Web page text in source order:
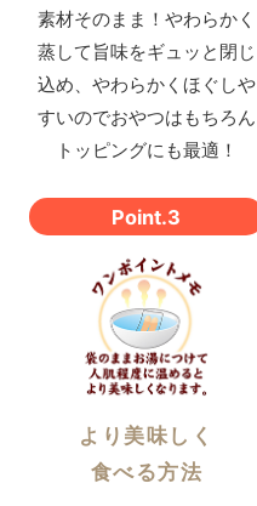
素材そのまま！やわらかく
蒸して旨味をギュッと閉じ
込め、やわらかくほぐしや
すいのでおやつはもちろん
トッピングにも最適！
Point.3
より美味しく
食べる方法